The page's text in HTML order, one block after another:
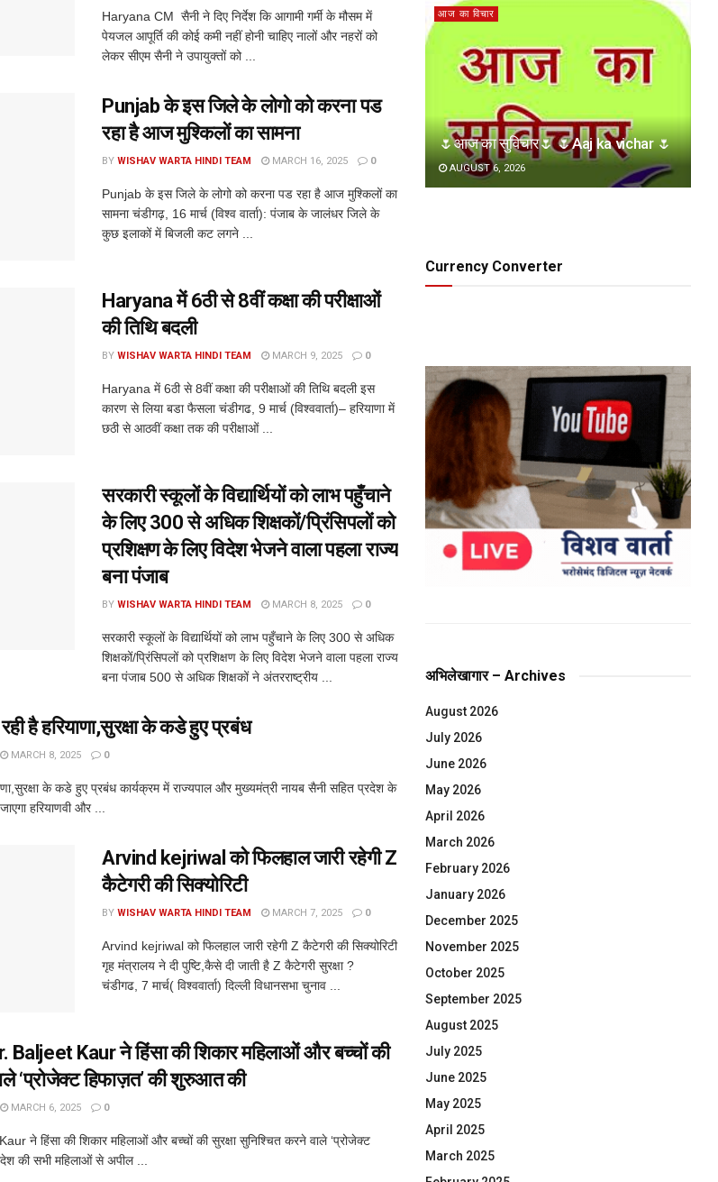
Haryana CM सैनी ने दिए निर्देश कि आगामी गर्मी के मौसम में
पेयजल आपूर्ति की कोई कमी नहीं होनी चाहिए नालों और नहरों को
लेकर सीएम सैनी ने उपायुक्तों को ...
Punjab के इस जिले के लोगो को करना पड
रहा है आज मुश्किलों का सामना
BY WISHAV WARTA HINDI TEAM MARCH 16, 2025 0
Punjab के इस जिले के लोगो को करना पड रहा है आज मुश्किलों का
सामना चंडीगढ़, 16 मार्च (विश्व वार्ता): पंजाब के जालंधर जिले के
कुछ इलाकों में बिजली कट लगने ...
Haryana में 6ठी से 8वीं कक्षा की परीक्षाओं
की तिथि बदली
BY WISHAV WARTA HINDI TEAM MARCH 9, 2025 0
Haryana में 6ठी से 8वीं कक्षा की परीक्षाओं की तिथि बदली इस
कारण से लिया बडा फैसला चंडीगढ, 9 मार्च (विश्ववार्ता)– हरियाणा में
छठी से आठवीं कक्षा तक की परीक्षाओं ...
सरकारी स्कूलों के विद्यार्थियों को लाभ पहुँचाने
के लिए 300 से अधिक शिक्षकों/प्रिंसिपलों को
प्रशिक्षण के लिए विदेश भेजने वाला पहला राज्य
बना पंजाब
BY WISHAV WARTA HINDI TEAM MARCH 8, 2025 0
सरकारी स्कूलों के विद्यार्थियों को लाभ पहुँचाने के लिए 300 से अधिक
शिक्षकों/प्रिंसिपलों को प्रशिक्षण के लिए विदेश भेजने वाला पहला राज्य
बना पंजाब 500 से अधिक शिक्षकों ने अंतरराष्ट्रीय ...
रही है हरियाणा,सुरक्षा के कडे हुए प्रबंध
MARCH 8, 2025 0
के कडे हुए प्रबंध कार्यक्रम में राज्यपाल और मुख्यमंत्री नायब सैनी सहित प्रदेश के
हरियाणवी और ...
Arvind kejriwal को फिलहाल जारी रहेगी Z
कैटेगरी की सिक्योरिटी
BY WISHAV WARTA HINDI TEAM MARCH 7, 2025 0
Arvind kejriwal को फिलहाल जारी रहेगी Z कैटेगरी की सिक्योरिटी
गृह मंत्रालय ने दी पुष्टि,कैसे दी जाती है Z कैटेगरी सुरक्षा ?
चंडीगढ, 7 मार्च( विश्ववार्ता) दिल्ली विधानसभा चुनाव ...
Kaur ने हिंसा की शिकार महिलाओं और बच्चों की
‘प्रोजेक्ट हिफाज़त’ की शुरुआत की
MARCH 6, 2025 0
ने हिंसा की शिकार महिलाओं और बच्चों की सुरक्षा सुनिश्चित करने वाले ‘प्रोजेक्ट
की सभी महिलाओं से अपील ...
आज का विचार
🌷आज का सुविचार🌷 🌷Aaj ka vichar 🌷
AUGUST 6, 2026
Currency Converter
अभिलेखागार – Archives
August 2026
July 2026
June 2026
May 2026
April 2026
March 2026
February 2026
January 2026
December 2025
November 2025
October 2025
September 2025
August 2025
July 2025
June 2025
May 2025
April 2025
March 2025